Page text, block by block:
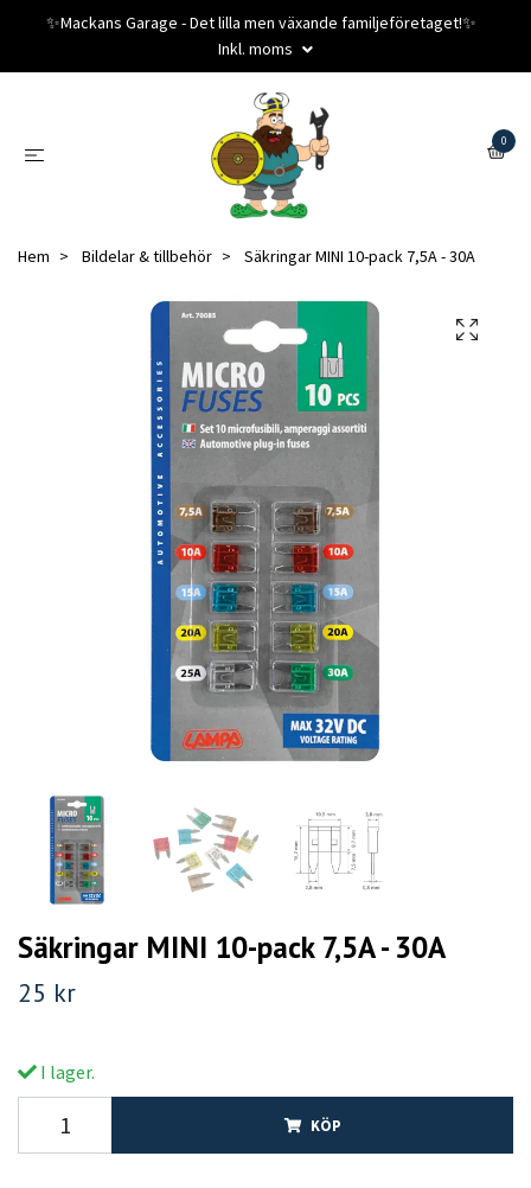
✨️Mackans Garage - Det lilla men växande familjeföretaget!✨️
Inkl. moms
0
Hem Bildelar & tillbehör Säkringar MINI 10-pack 7,5A - 30A
Säkringar MINI 10-pack 7,5A - 30A
25 kr
I lager.
KÖP